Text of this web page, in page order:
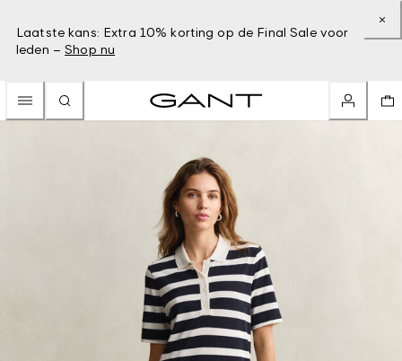
Laatste kans: Extra 10% korting op de Final Sale voor
leden – Shop nu